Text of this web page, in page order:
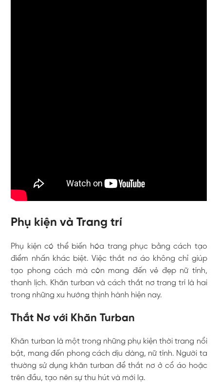
Phụ kiện và Trang trí
Phụ kiện có thể biến hóa trang phục bằng cách tạo
điểm nhấn khác biệt. Việc thắt nơ áo không chỉ giúp
tạo phong cách mà còn mang đến vẻ đẹp nữ tính,
thanh lịch. Khăn turban và cách thắt nơ trang trí là hai
trong những xu hướng thịnh hành hiện nay.
Thắt Nơ với Khăn Turban
Khăn turban là một trong những phụ kiện thời trang nổi
bật, mang đến phong cách dịu dàng, nữ tính. Người ta
thường sử dụng khăn turban để thắt nơ ở cổ áo hoặc
trên đầu, tạo nên sự thu hút và mới lạ.